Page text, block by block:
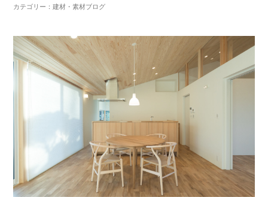
カテゴリー：建材・素材ブログ